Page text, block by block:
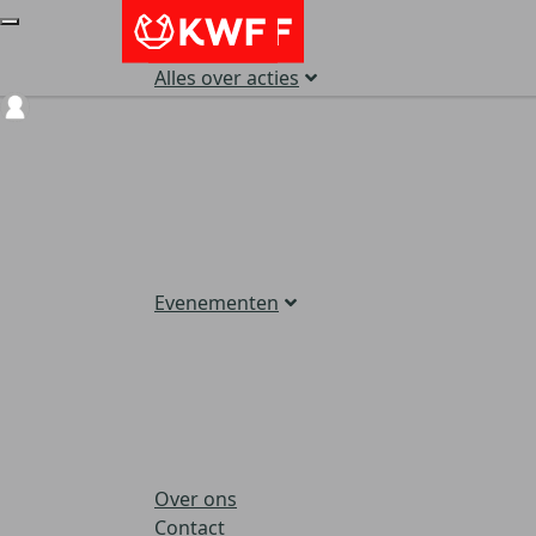
Alles over acties
Evenementen
Over ons
Contact